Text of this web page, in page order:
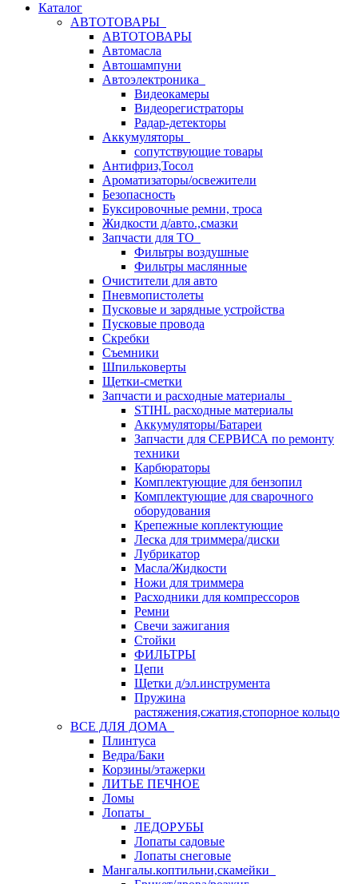
Каталог
АВТОТОВАРЫ
АВТОТОВАРЫ
Автомасла
Автошампуни
Автоэлектроника
Видеокамеры
Видеорегистраторы
Радар-детекторы
Аккумуляторы
сопутствующие товары
Антифриз,Тосол
Ароматизаторы/освежители
Безопасность
Буксировочные ремни, троса
Жидкости д/авто.,смазки
Запчасти для ТО
Фильтры воздушные
Фильтры маслянные
Очистители для авто
Пневмопистолеты
Пусковые и зарядные устройства
Пусковые провода
Скребки
Съемники
Шпильковерты
Щетки-сметки
Запчасти и расходные материалы
STIHL расходные материалы
Аккумуляторы/Батареи
Запчасти для СЕРВИСА по ремонту
техники
Карбюраторы
Комплектующие для бензопил
Комплектующие для сварочного
оборудования
Крепежные коплектующие
Леска для триммера/диски
Лубрикатор
Масла/Жидкости
Ножи для триммера
Расходники для компрессоров
Ремни
Свечи зажигания
Стойки
ФИЛЬТРЫ
Цепи
Щетки д/эл.инструмента
Пружина
растяжения,сжатия,стопорное кольцо
ВСЕ ДЛЯ ДОМА
Плинтуса
Ведра/Баки
Корзины/этажерки
ЛИТЬЕ ПЕЧНОЕ
Ломы
Лопаты
ЛЕДОРУБЫ
Лопаты садовые
Лопаты снеговые
Мангалы.коптильни,скамейки